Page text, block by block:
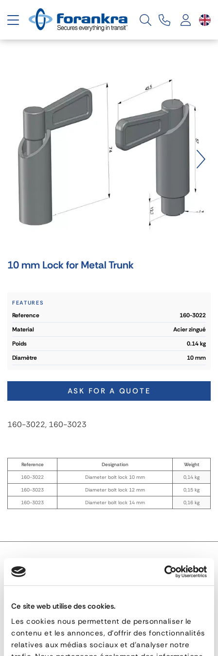
Ce site web utilise des cookies.
Les cookies nous permettent de personnaliser le
contenu et les annonces, d'offrir des fonctionnalités
relatives aux médias sociaux et d'analyser notre
Toggle navigation
10 mm Lock for Metal Trunk
FEATURES
reference
160-3022
material
Acier zingué
poids
0.14 kg
diamètre
10 mm
ASK FOR A QUOTE
160-3022, 160-3023
Reference Designation
Weight
160-3022
Diameter bolt lock 10 mm
0,14 kg
160-3023
Diameter bolt lock 12 mm
0,15 kg
160-3023
Diameter bolt lock 14 mm 0,16 kg
TECHNICAL DESCRIPTION
10 mm Lock for Metal Trunk
10